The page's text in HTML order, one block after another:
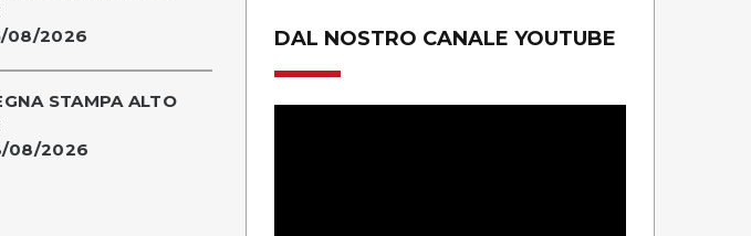
08/2026
STAMPA ALTO
08/2026
DAL NOSTRO CANALE YOUTUBE